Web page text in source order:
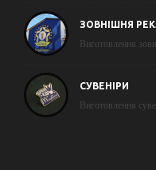
ЗОВНІШНЯ
Виготовлення
СУВЕНІРИ
Виготовлення